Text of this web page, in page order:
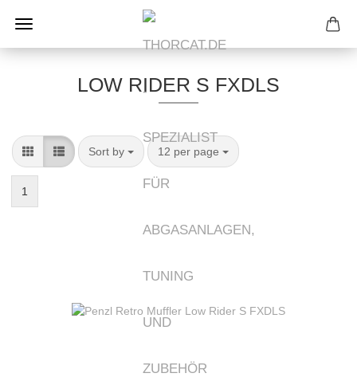
LOW RIDER S FXDLS
Sort by
Sort by 12 per page
per page
1